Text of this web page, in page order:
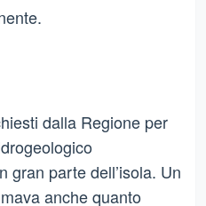
dalla Regione per
gran parte dell’isola. Un
anche quanto